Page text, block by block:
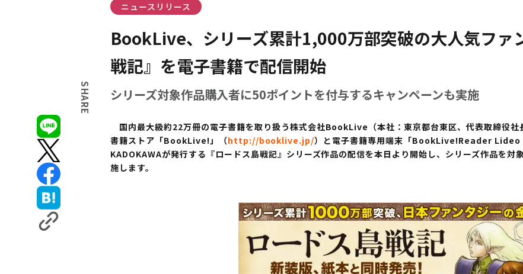
SHARE
ニュースリリース
BookLive、シリーズ累計1,000万部突破の大人気ファ
戦記』を電子書籍で配信開始
シリーズ対象作品購入者に50ポイントを付与するキャンペーンも実施
国内最大級約22万冊の電子書籍を取り扱う株式会社BookLive（本社：東京都台東区、代表取締役社
書籍ストア「BookLive!」（http://booklive.jp/）と電子書籍専用端末「BookLive!Reader Lideo
KADOKAWAが発行する『ロードス島戦記』シリーズ作品の配信を本日より開始し、シリーズ作品を対
施します。